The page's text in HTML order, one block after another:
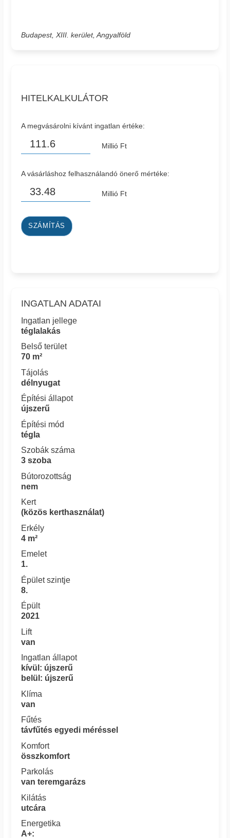
Budapest, XIII. kerület, Angyalföld
HITELKALKULÁTOR
A megvásárolni kívánt ingatlan értéke:
Millió Ft
A vásárláshoz felhasználandó önerő mértéke:
Millió Ft
SZÁMÍTÁS
INGATLAN ADATAI
Ingatlan jellege
téglalakás
Belső terület
70 m²
Tájolás
délnyugat
Építési állapot
újszerű
Építési mód
tégla
Szobák száma
3 szoba
Bútorozottság
nem
Kert
(közös kerthasználat)
Erkély
4 m²
Emelet
1.
Épület szintje
8.
Épült
2021
Lift
van
Ingatlan állapot
kívül: újszerű
belül: újszerű
Klíma
van
Fűtés
távfűtés egyedi méréssel
Komfort
összkomfort
Parkolás
van teremgarázs
Kilátás
utcára
Energetika
A+: